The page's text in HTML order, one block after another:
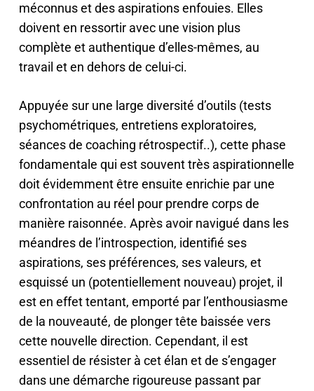
méconnus et des aspirations enfouies. Elles
doivent en ressortir avec une vision plus
complète et authentique d’elles-mêmes, au
travail et en dehors de celui-ci.
Appuyée sur une large diversité d’outils (tests
psychométriques, entretiens exploratoires,
séances de coaching rétrospectif..), cette phase
fondamentale qui est souvent très aspirationnelle
doit évidemment être ensuite enrichie par une
confrontation au réel pour prendre corps de
manière raisonnée. Après avoir navigué dans les
méandres de l’introspection, identifié ses
aspirations, ses préférences, ses valeurs, et
esquissé un (potentiellement nouveau) projet, il
est en effet tentant, emporté par l’enthousiasme
de la nouveauté, de plonger tête baissée vers
cette nouvelle direction. Cependant, il est
essentiel de résister à cet élan et de s’engager
dans une démarche rigoureuse passant par